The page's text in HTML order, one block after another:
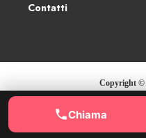
Contatti
Copyright ©
Chiama